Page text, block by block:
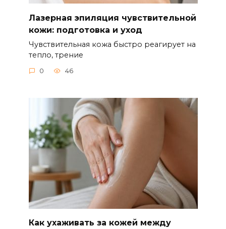
Лазерная эпиляция чувствительной
кожи: подготовка и уход
Чувствительная кожа быстро реагирует на
тепло, трение
0 46
Как ухаживать за кожей между